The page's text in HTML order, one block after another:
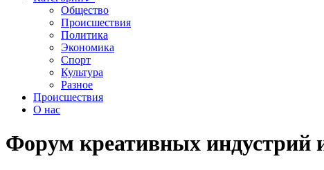
Общество
Происшествия
Политика
Экономика
Спорт
Культура
Разное
Происшествия
О нас
Форум креативных индустрий